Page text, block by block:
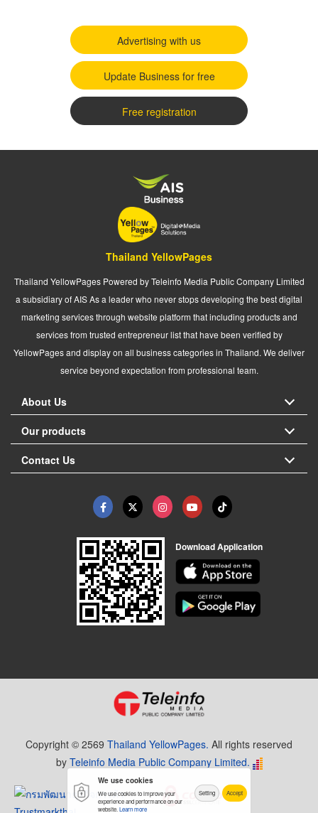
Advertising with us
Update Business for free
Free registration
Thailand YellowPages
Thailand YellowPages Powered by Teleinfo Media Public Company Limited
a subsidiary of AIS As a leader who never stops developing the best digital
marketing services through website platform that including products and
services from trusted entrepreneur list that have been verified by
YellowPages and display on all business categories in Thailand. We deliver
service beyond expectation from professional team.
About Us
Our products
Contact Us
Download Application
Copyright © 2569 Thailand YellowPages. All rights reserved
by Teleinfo Media Public Company Limited.
We use cookies
We use cookies to improve your
experience and performance on our
website. Learn more
Setting Accept